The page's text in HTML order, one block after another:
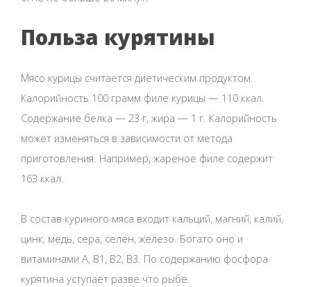
Польза курятины
Мясо курицы считается диетическим продуктом.
Калорийность 100 грамм филе курицы — 110 ккал.
Содержание белка — 23 г, жира — 1 г. Калорийность
может изменяться в зависимости от метода
приготовления. Например, жареное филе содержит
163 ккал.
В состав куриного мяса входит кальций, магний, калий,
цинк, медь, сера, селен, железо. Богато оно и
витаминами А, В1, В2, В3. По содержанию фосфора
курятина уступает разве что рыбе.